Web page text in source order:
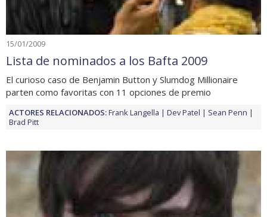
15/01/2009
Lista de nominados a los Bafta 2009
El curioso caso de Benjamin Button y Slumdog Millionaire
parten como favoritas con 11 opciones de premio
ACTORES RELACIONADOS:Frank Langella Dev Patel
Sean Penn
Brad Pitt